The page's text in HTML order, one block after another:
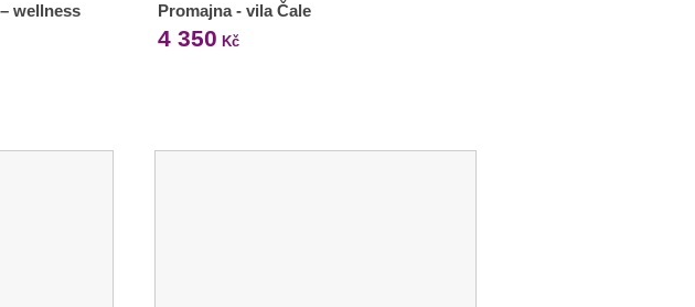
wellness
Promajna - vila Čale
4 350 Kč